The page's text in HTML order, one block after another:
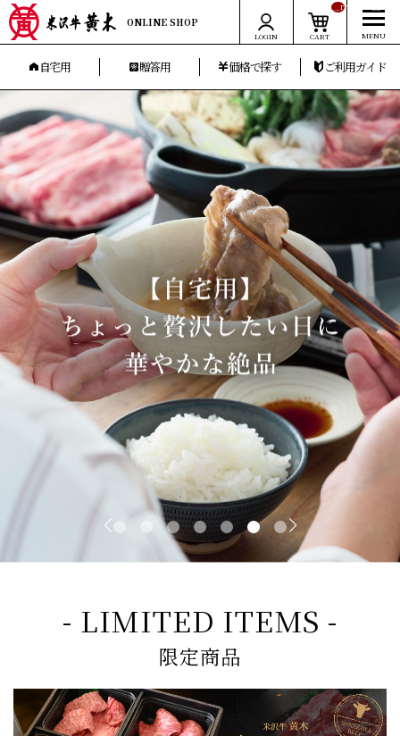
ONLINE SHOP
LOGIN CART
__ITM_CNT__
自宅用 贈答用 価格で探す ご利用ガイド
- LIMITED ITEMS -
限定商品